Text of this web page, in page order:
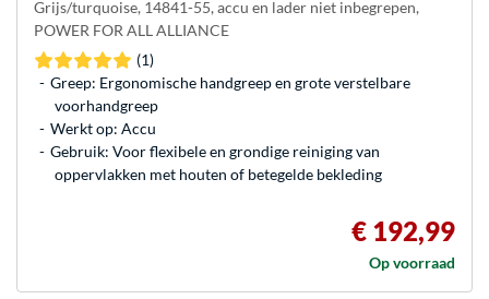
Grijs/turquoise, 14841-55, accu en lader niet inbegrepen,
POWER FOR ALL ALLIANCE
(1)
Greep: Ergonomische handgreep en grote verstelbare
voorhandgreep
Werkt op: Accu
Gebruik: Voor flexibele en grondige reiniging van
oppervlakken met houten of betegelde bekleding
€ 192,99
Op voorraad